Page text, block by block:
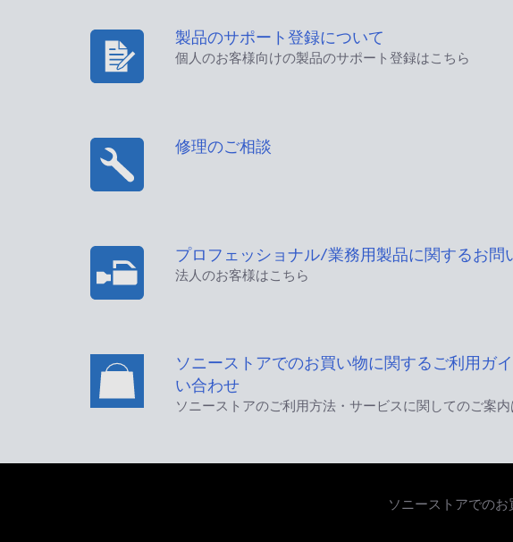
製品のサポート登録について
個人のお客様向けの製品のサポート登録はこちら
修理のご相談
プロフェッショナル/業務用製品に関するお問
法人のお客様はこちら
ソニーストアでのお買い物に関するご利用ガ
い合わせ
ソニーストアのご利用方法・サービスに関してのご案内
ソニーストアでの